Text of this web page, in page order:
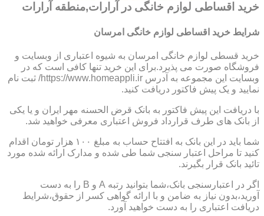
خرید اقساطی لوازم خانگی در آرارات,منطقه آرارات
شرایط خرید اقساطی لوازم خانگی امرسان
خرید قسطی لوازم خانگی امرسان به شیوه اعتباری از وبسایت و
فروشگاه صورت می پذیرد.برای این خرید تنها کافی است که در
وبسایت این مجموعه به آدرس https://www.homeappli.ir/ ثبت نام
نمایید و یک پیش فاکتور دریافت کنید.
با دریافت این پیش فاکتور به بانک قرض الحسنه مهر ایران و یا یکی
از بانک های طرف قرارداد فروش اعتباری معرفی خواهید شد.
شما باید در این بانک به افتتاح حساب به مبلغ ۱۰۰ هزار تومان اقدام
کنید تا مراحل اعتبار سنجی شما طی شده و مدارک ارائه شده مورد
تائید بانک قرار بگیرند.
اگر در اعتبارسنجی بانک،شما بتوانید رتبه A و B را به دست
آورید،بدون نیاز به ضامن و با ارائه گواهی کسر از حقوق،شرایط
دریافت اعتباری را به دست خواهید آورد.